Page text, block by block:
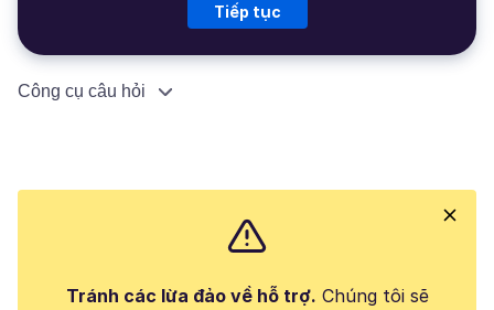
Tiếp tục
Công cụ câu hỏi
Tránh các lừa đảo về hỗ trợ. Chúng tôi sẽ